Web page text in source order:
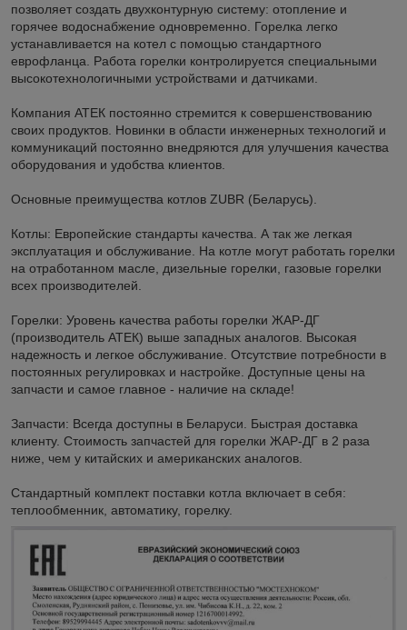
позволяет создать двухконтурную систему: отопление и
горячее водоснабжение одновременно. Горелка легко
устанавливается на котел с помощью стандартного
еврофланца. Работа горелки контролируется специальными
высокотехнологичными устройствами и датчиками.
Компания АТЕК постоянно стремится к совершенствованию
своих продуктов. Новинки в области инженерных технологий и
коммуникаций постоянно внедряются для улучшения качества
оборудования и удобства клиентов.
Основные преимущества котлов ZUBR (Беларусь).
Котлы: Европейские стандарты качества. А так же легкая
эксплуатация и обслуживание. На котле могут работать горелки
на отработанном масле, дизельные горелки, газовые горелки
всех производителей.
Горелки: Уровень качества работы горелки ЖАР-ДГ
(производитель АТЕК) выше западных аналогов. Высокая
надежность и легкое обслуживание. Отсутствие потребности в
постоянных регулировках и настройке. Доступные цены на
запчасти и самое главное - наличие на складе!
Запчасти: Всегда доступны в Беларуси. Быстрая доставка
клиенту. Стоимость запчастей для горелки ЖАР-ДГ в 2 раза
ниже, чем у китайских и американских аналогов.
Стандартный комплект поставки котла включает в себя:
теплообменник, автоматику, горелку.